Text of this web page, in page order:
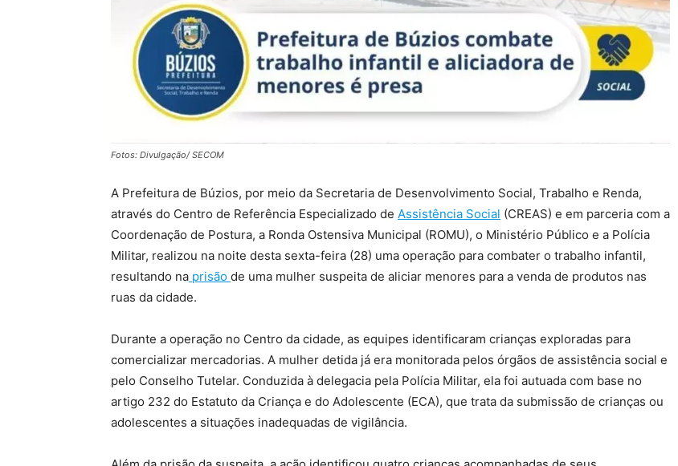
Fotos: Divulgação/ SECOM
A Prefeitura de Búzios, por meio da Secretaria de Desenvolvimento Social, Trabalho e Renda,
através do Centro de Referência Especializado de Assistência Social (CREAS) e em parceria com a
Coordenação de Postura, a Ronda Ostensiva Municipal (ROMU), o Ministério Público e a Polícia
Militar, realizou na noite desta sexta-feira (28) uma operação para combater o trabalho infantil,
resultando na prisão de uma mulher suspeita de aliciar menores para a venda de produtos nas
ruas da cidade.
Durante a operação no Centro da cidade, as equipes identificaram crianças exploradas para
comercializar mercadorias. A mulher detida já era monitorada pelos órgãos de assistência social e
pelo Conselho Tutelar. Conduzida à delegacia pela Polícia Militar, ela foi autuada com base no
artigo 232 do Estatuto da Criança e do Adolescente (ECA), que trata da submissão de crianças ou
adolescentes a situações inadequadas de vigilância.